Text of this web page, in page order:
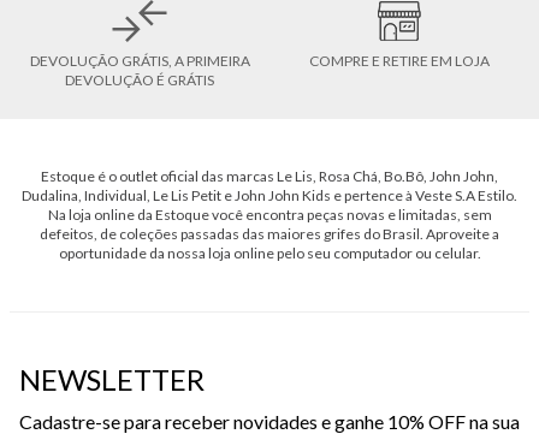
DEVOLUÇÃO GRÁTIS, A PRIMEIRA
DEVOLUÇÃO É GRÁTIS
COMPRE E RETIRE EM LOJA
Estoque é o outlet oficial das marcas Le Lis, Rosa Chá, Bo.Bô, John John,
Dudalina, Individual, Le Lis Petit e John John Kids e pertence à Veste S.A Estilo.
Na loja online da Estoque você encontra peças novas e limitadas, sem
defeitos, de coleções passadas das maiores grifes do Brasil. Aproveite a
oportunidade da nossa loja online pelo seu computador ou celular.
NEWSLETTER
Cadastre-se para receber novidades e ganhe 10% OFF na sua